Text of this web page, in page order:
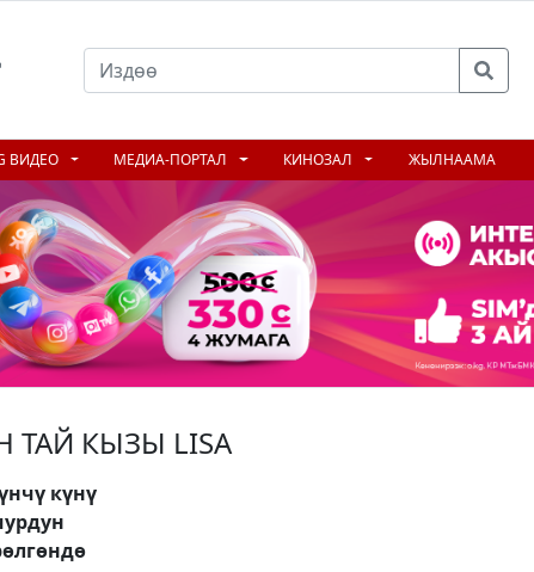
ВИДЕО МЕДИА-ПОРТАЛ КИНОЗАЛ ЖЫЛНААМА
ТАЙ КЫЗЫ LISA
күнү